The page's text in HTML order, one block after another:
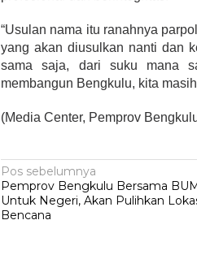
“Usulan nama itu ranahnya
yang akan diusulkan nanti dan
sama saja, dari suku mana
membangun Bengkulu, kita
(Media Center, Pemprov
Navigasi
pos
Pos sebelumnya
Pemprov Bengkulu Bersama
Untuk Negeri, Akan Pulihkan
Bencana